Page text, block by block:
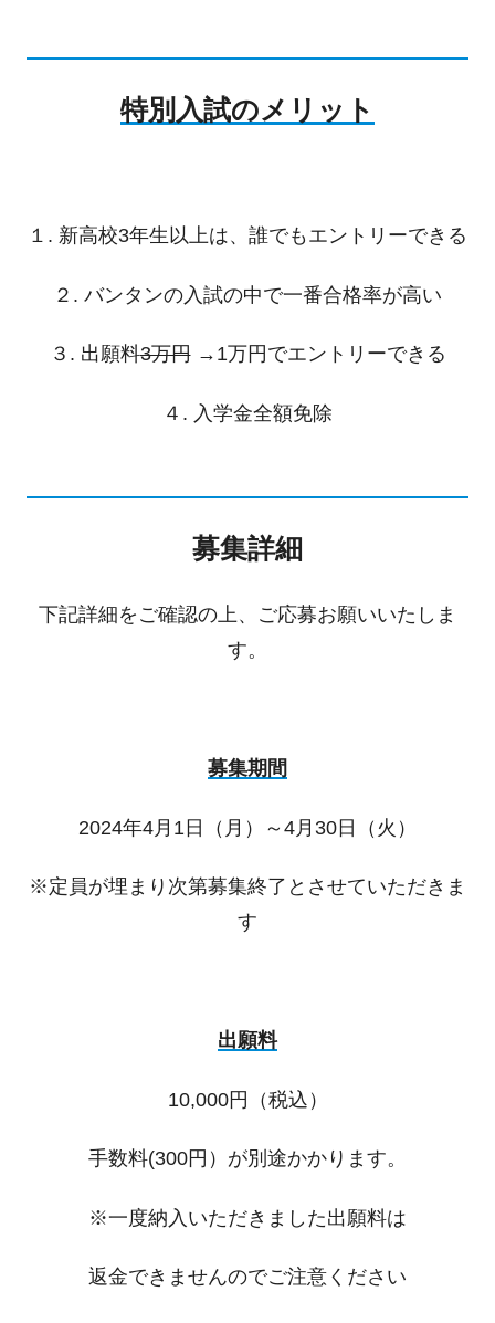
特別入試のメリット
１. 新高校3年生以上は、誰でもエントリーできる
２. バンタンの入試の中で一番合格率が高い
３. 出願料3万円→1万円でエントリーできる
４. 入学金全額免除
募集詳細
下記詳細をご確認の上、ご応募お願いいたしま
す。
募集期間
2024年4月1日（月）～4月30日（火）
※定員が埋まり次第募集終了とさせていただきま
す
出願料
10,000円（税込）
手数料(300円）が別途かかります。
※一度納入いただきました出願料は
返金できませんのでご注意ください